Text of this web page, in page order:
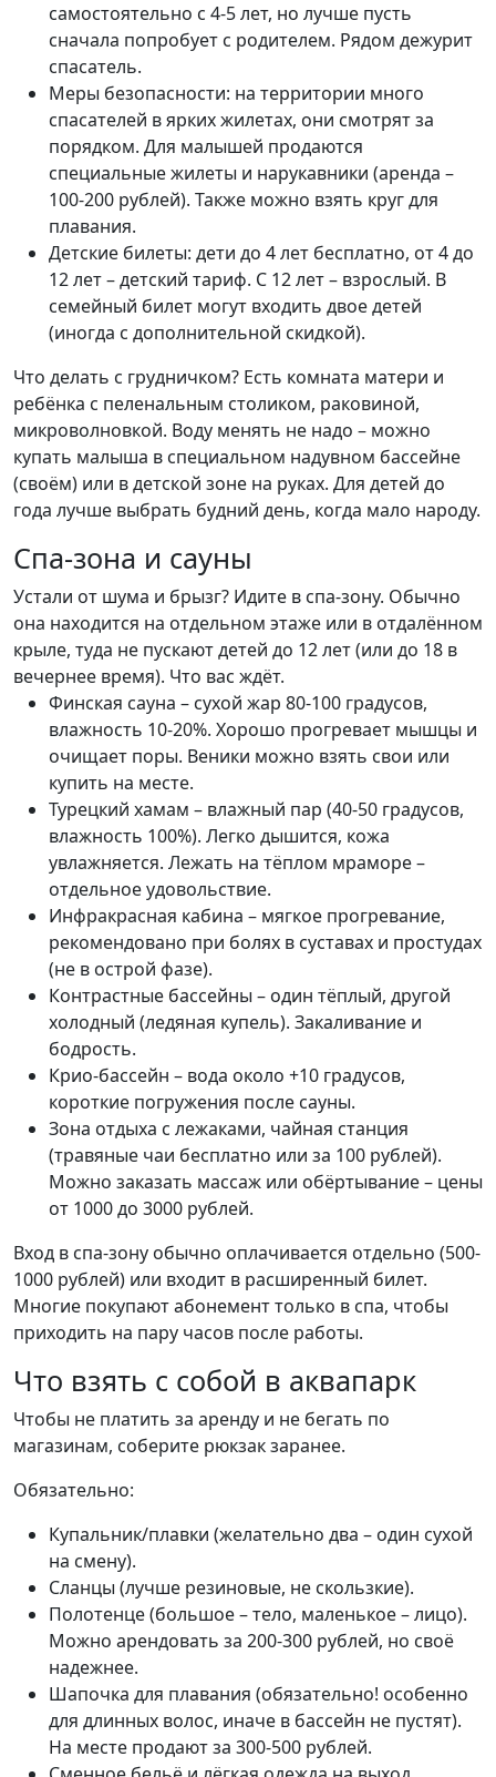
самостоятельно с 4-5 лет, но лучше пусть
сначала попробует с родителем. Рядом дежурит
спасатель.
Меры безопасности: на территории много
спасателей в ярких жилетах, они смотрят за
порядком. Для малышей продаются
специальные жилеты и нарукавники (аренда –
100-200 рублей). Также можно взять круг для
плавания.
Детские билеты: дети до 4 лет бесплатно, от 4 до
12 лет – детский тариф. С 12 лет – взрослый. В
семейный билет могут входить двое детей
(иногда с дополнительной скидкой).
Что делать с грудничком? Есть комната матери и
ребёнка с пеленальным столиком, раковиной,
микроволновкой. Воду менять не надо – можно
купать малыша в специальном надувном бассейне
(своём) или в детской зоне на руках. Для детей до
года лучше выбрать будний день, когда мало народу.
Спа-зона и сауны
Устали от шума и брызг? Идите в спа-зону. Обычно
она находится на отдельном этаже или в отдалённом
крыле, туда не пускают детей до 12 лет (или до 18 в
вечернее время). Что вас ждёт.
Финская сауна – сухой жар 80-100 градусов,
влажность 10-20%. Хорошо прогревает мышцы и
очищает поры. Веники можно взять свои или
купить на месте.
Турецкий хамам – влажный пар (40-50 градусов,
влажность 100%). Легко дышится, кожа
увлажняется. Лежать на тёплом мраморе –
отдельное удовольствие.
Инфракрасная кабина – мягкое прогревание,
рекомендовано при болях в суставах и простудах
(не в острой фазе).
Контрастные бассейны – один тёплый, другой
холодный (ледяная купель). Закаливание и
бодрость.
Крио-бассейн – вода около +10 градусов,
короткие погружения после сауны.
Зона отдыха с лежаками, чайная станция
(травяные чаи бесплатно или за 100 рублей).
Можно заказать массаж или обёртывание – цены
от 1000 до 3000 рублей.
Вход в спа-зону обычно оплачивается отдельно (500-
1000 рублей) или входит в расширенный билет.
Многие покупают абонемент только в спа, чтобы
приходить на пару часов после работы.
Что взять с собой в аквапарк
Чтобы не платить за аренду и не бегать по
магазинам, соберите рюкзак заранее.
Обязательно:
Купальник/плавки (желательно два – один сухой
на смену).
Сланцы (лучше резиновые, не скользкие).
Полотенце (большое – тело, маленькое – лицо).
Можно арендовать за 200-300 рублей, но своё
надежнее.
Шапочка для плавания (обязательно! особенно
для длинных волос, иначе в бассейн не пустят).
На месте продают за 300-500 рублей.